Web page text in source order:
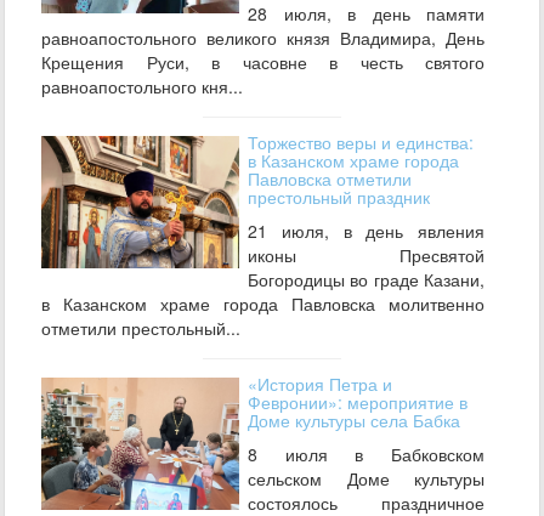
28 июля, в день памяти
равноапостольного великого князя Владимира, День
Крещения Руси, в часовне в честь святого
равноапостольного кня...
Торжество веры и единства:
в Казанском храме города
Павловска отметили
престольный праздник
21 июля, в день явления
иконы Пресвятой
Богородицы во граде Казани,
в Казанском храме города Павловска молитвенно
отметили престольный...
«История Петра и
Февронии»: мероприятие в
Доме культуры села Бабка
8 июля в Бабковском
сельском Доме культуры
состоялось праздничное